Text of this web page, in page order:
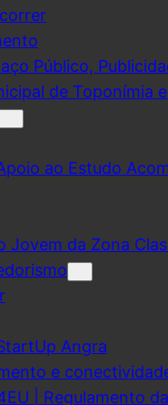
Público,
de Toponímia
ao Estudo
Jovem da Zona
Angra
e
| Regulamento